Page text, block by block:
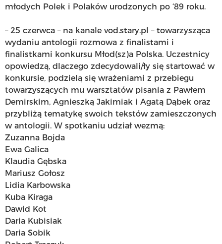
młodych Polek i Polaków urodzonych po ‘89 roku.
– 25 czerwca – na kanale vod.stary.pl – towarzysząca
wydaniu antologii rozmowa z finalistami i
finalistkami konkursu Młod(sz)a Polska. Uczestnicy
opowiedzą, dlaczego zdecydowali/ły się startować w
konkursie, podzielą się wrażeniami z przebiegu
towarzyszących mu warsztatów pisania z Pawłem
Demirskim, Agnieszką Jakimiak i Agatą Dąbek oraz
przybliżą tematykę swoich tekstów zamieszczonych
w antologii. W spotkaniu udział wezmą:
Zuzanna Bojda
Ewa Galica
Klaudia Gębska
Mariusz Gołosz
Lidia Karbowska
Kuba Kiraga
Dawid Kot
Daria Kubisiak
Daria Sobik